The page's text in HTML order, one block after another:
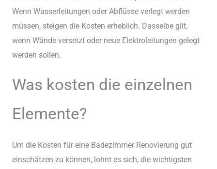
Wenn Wasserleitungen oder Abflüsse verlegt werden
müssen, steigen die Kosten erheblich. Dasselbe gilt,
wenn Wände versetzt oder neue Elektroleitungen gelegt
werden sollen.
Was kosten die einzelnen
Elemente?
Um die Kosten für eine Badezimmer Renovierung gut
einschätzen zu können, lohnt es sich, die wichtigsten